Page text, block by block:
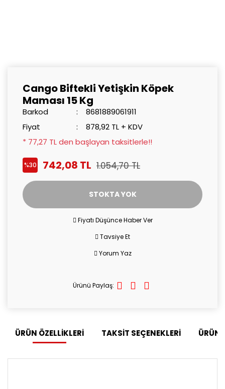
Cango Biftekli Yetişkin Köpek
Maması 15 Kg
Barkod
8681889061911
Fiyat
878,92 TL + KDV
* 77,27 TL den başlayan taksitlerle!!
%30 742,08 TL 1.054,70 TL
STOKTA YOK
Fiyatı Düşünce Haber Ver
Tavsiye Et
Yorum Yaz
Ürünü Paylaş:
ÜRÜN ÖZELLİKLERİ TAKSİT SEÇENEKLERİ ÜRÜN